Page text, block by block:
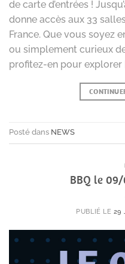
de carte d’entrées !
donne accès aux 33
France. Que vous soyez
ou simplement curieux
profitez-en pour explorer
Posté dans NEWS
BBQ le
PUBLIÉ LE 29